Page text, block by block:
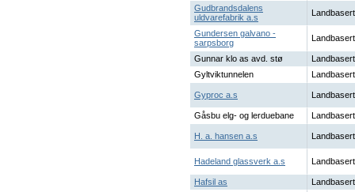
Gudbrandsdalens
uldvarefabrik a.s
Landbasert
Gundersen galvano -
sarpsborg
Landbasert
Gunnar klo as avd. stø
Landbasert
Gyltviktunnelen
Landbasert
Gyproc a.s Landbasert
Gåsbu elg- og lerduebane Landbasert
H. a. hansen a.s Landbasert
Hadeland glassverk a.s Landbasert
Hafsil as
Landbasert